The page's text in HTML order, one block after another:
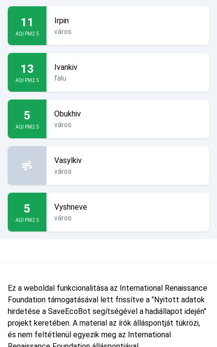
11
AQI PM2.5
Irpin
város
13
AQI PM2.5
Ivankiv
falu
5
AQI PM2.5
Obukhiv
város
Vasylkiv
város
5
AQI PM2.5
Vyshneve
város
Ez a weboldal funkcionalitása az International Renaissance
Foundation támogatásával lett frissítve a "Nyitott adatok
hirdetése a SaveEcoBot segítségével a hadiállapot idején"
projekt keretében. A material az írók álláspontját tükrözi,
és nem feltétlenül egyezik meg az International